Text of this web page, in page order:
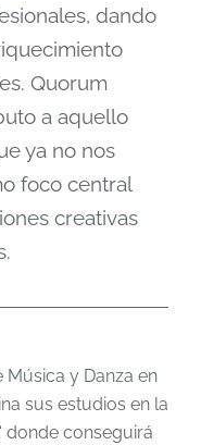
dando
Quorum
a aquello
ya no nos
foco central
creativas
y Danza en
sus estudios en la
donde conseguirá